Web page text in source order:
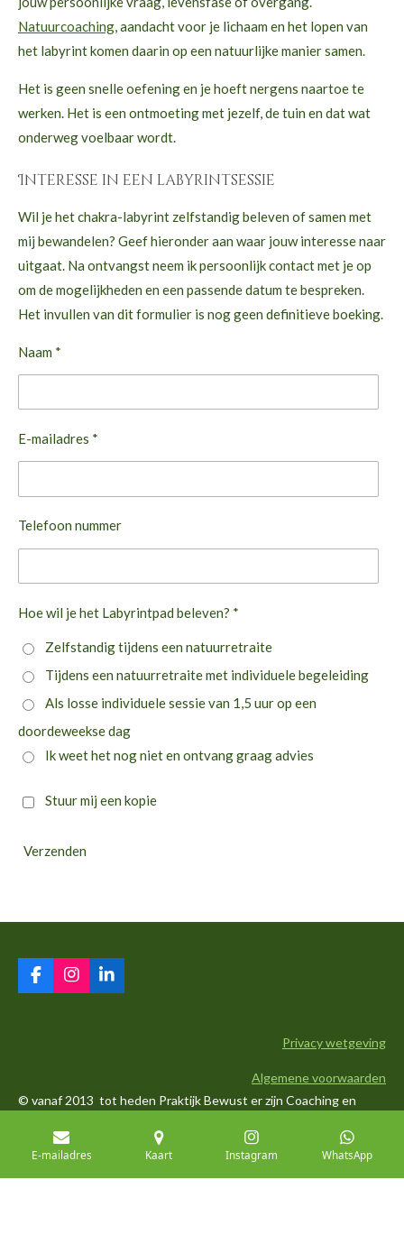
Natuurcoaching, aandacht voor je lichaam en het lopen van
het labyrint komen daarin op een natuurlijke manier samen.
Het is geen snelle oefening en je hoeft nergens naartoe te
werken. Het is een ontmoeting met jezelf, de tuin en dat wat
onderweg voelbaar wordt.
Interesse in een labyrintsessie
Wil je het chakra-labyrint zelfstandig beleven of samen met
mij bewandelen? Geef hieronder aan waar jouw interesse naar
uitgaat. Na ontvangst neem ik persoonlijk contact met je op
om de mogelijkheden en een passende datum te bespreken.
Het invullen van dit formulier is nog geen definitieve boeking.
Naam *
E-mailadres *
Telefoon nummer
Hoe wil je het Labyrintpad beleven? *
Zelfstandig tijdens een natuurretraite
Tijdens een natuurretraite met individuele begeleiding
Als losse individuele sessie van 1,5 uur op een
doordeweekse dag
Ik weet het nog niet en ontvang graag advies
Stuur mij een kopie
Verzenden
F
a
k
I
n
a
m
L
i
n
Privacy wetgeving
Algemene voorwaarden
© vanaf 2013 tot heden Praktijk Bewust er zijn Coaching en
dé Belevingstuin to Bee
E-mailadres Kaart Instagram WhatsApp